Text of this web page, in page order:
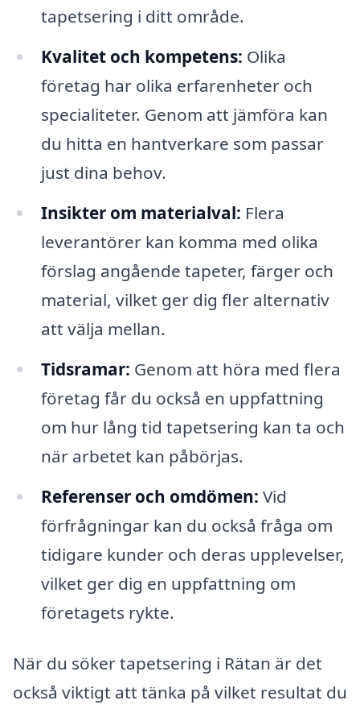
tapetsering i ditt område.
Kvalitet och kompetens: Olika
företag har olika erfarenheter och
specialiteter. Genom att jämföra kan
du hitta en hantverkare som passar
just dina behov.
Insikter om materialval: Flera
leverantörer kan komma med olika
förslag angående tapeter, färger och
material, vilket ger dig fler alternativ
att välja mellan.
Tidsramar: Genom att höra med flera
företag får du också en uppfattning
om hur lång tid tapetsering kan ta och
när arbetet kan påbörjas.
Referenser och omdömen: Vid
förfrågningar kan du också fråga om
tidigare kunder och deras upplevelser,
vilket ger dig en uppfattning om
företagets rykte.
När du söker tapetsering i Rätan är det
också viktigt att tänka på vilket resultat du